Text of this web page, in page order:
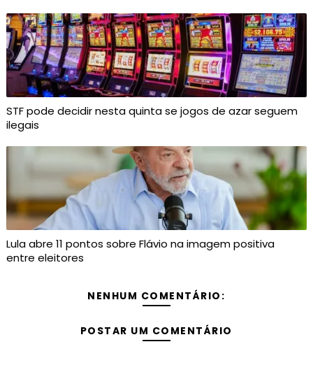
STF pode decidir nesta quinta se jogos de azar seguem
ilegais
Lula abre 11 pontos sobre Flávio na imagem positiva
entre eleitores
NENHUM COMENTÁRIO:
POSTAR UM COMENTÁRIO